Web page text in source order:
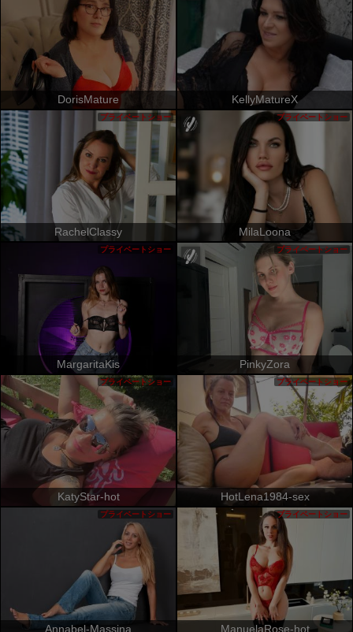
DorisMature KellyMatureX
RachelClassy
プライベートショー
MilaLoona
プライベートショー
MargaritaKis
プライベートショー
PinkyZora
プライベートショー
KatyStar-hot
プライベートショー
HotLena1984-sex
プライベートショー
Annabel-Massina
プライベートショー
ManuelaRose-hot
プライベートショー